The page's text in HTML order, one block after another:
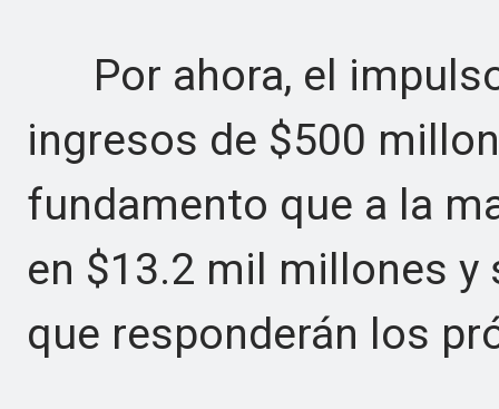
Por ahora, el
ingresos de $500
fundamento que a la
en $13.2 mil millones y
que responderán los